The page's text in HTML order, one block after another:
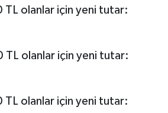
TL olanlar için yeni tutar:
TL olanlar için yeni tutar:
TL olanlar için yeni tutar: